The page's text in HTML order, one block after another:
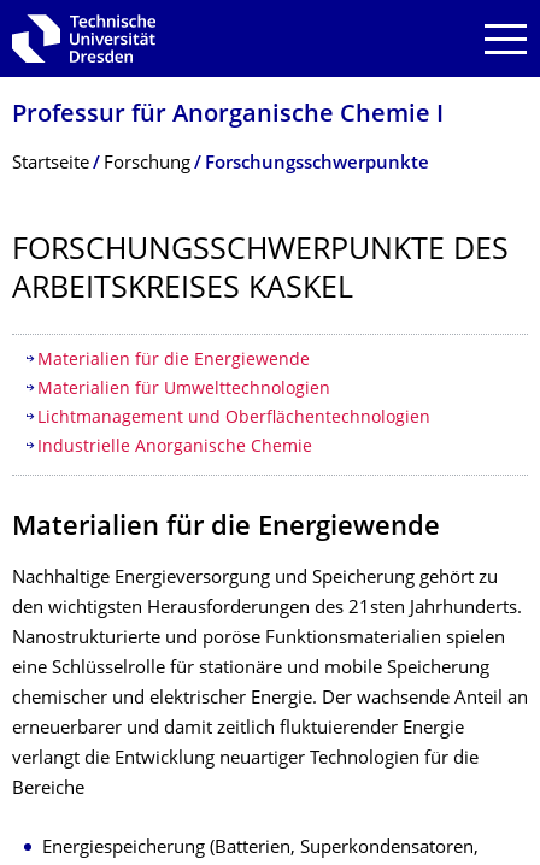
Zur Hauptnavigation springen
Zur Suche springen
Zum Inhalt springen
Professur für Anorganische Chemie I
Breadcrumb-Menü
Startseite Forschung Forschungsschwerpunkte
FORSCHUNGS­SCHWERPUNKTE DES
ARBEITSKREISES KASKEL
Inhaltsverzeichnis
Materialien für die Energiewende
Materialien für Umwelttechnologien
Lichtmanagement und Oberflächentechnologien
Industrielle Anorganische Chemie
Materialien für die Energiewende
Nachhaltige Energieversorgung und Speicherung gehört zu
den wichtigsten Herausforderungen des 21sten Jahrhunderts.
Nanostrukturierte und poröse Funktionsmaterialien spielen
eine Schlüsselrolle für stationäre und mobile Speicherung
chemischer und elektrischer Energie. Der wachsende Anteil an
erneuerbarer und damit zeitlich fluktuierender Energie
verlangt die Entwicklung neuartiger Technologien für die
Bereiche
Energiespeicherung (Batterien, Superkondensatoren,